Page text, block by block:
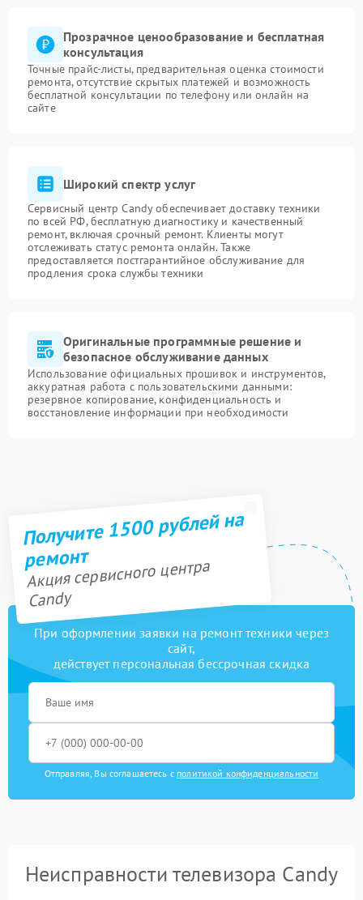
Прозрачное ценообразование и бесплатная
консультация
Точные прайс-листы, предварительная оценка стоимости
ремонта, отсутствие скрытых платежей и возможность
бесплатной консультации по телефону или онлайн на
сайте
Широкий спектр услуг
Сервисный центр Candy обеспечивает доставку техники
по всей РФ, бесплатную диагностику и качественный
ремонт, включая срочный ремонт. Клиенты могут
отслеживать статус ремонта онлайн. Также
предоставляется постгарантийное обслуживание для
продления срока службы техники
Оригинальные программные решение и
безопасное обслуживание данных
Использование официальных прошивок и инструментов,
аккуратная работа с пользовательскими данными:
резервное копирование, конфиденциальность и
восстановление информации при необходимости
Получите 1500 рублей на
ремонт
Акция сервисного центра
Candy
При оформлении заявки на ремонт техники через
сайт,
действует персональная бессрочная скидка
Отправляя, Вы соглашаетесь с политикой конфиденциальности
Неисправности телевизора Candy